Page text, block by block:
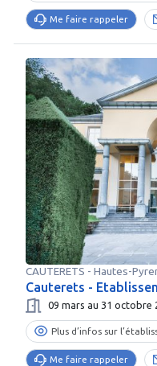
Me faire rappeler
CAUTERETS - Hautes-
Cauterets -
09 mars au 31 octobre
Plus d’infos sur
Me faire rappeler